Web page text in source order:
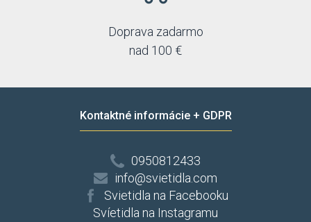
Doprava zadarmo
nad 100 €
Kontaktné informácie + GDPR
0950812433
info@svietidla.com
Svietidla na Facebooku
Svíetidla na Instagramu